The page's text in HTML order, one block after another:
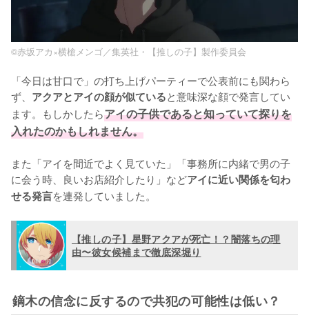
©赤坂アカ×横槍メンゴ／集英社・【推しの子】製作委員会
「今日は甘口で」の打ち上げパーティーで公表前にも関わら
ず、 アクアとアイの顔が似ていると意味深な顔で発言してい
ます。もしかしたらアイの子供であると知っていて探りを
入れたのかもしれません。
また「アイを間近でよく見ていた」「事務所に内緒で男の子
に会う時、良いお店紹介したり」などアイに近い関係を匂わ
せる発言を連発していました。
【推しの子】星野アクアが死亡！？闇落ちの理
由〜彼女候補まで徹底深堀り
鏑木の信念に反するので共犯の可能性は低い？